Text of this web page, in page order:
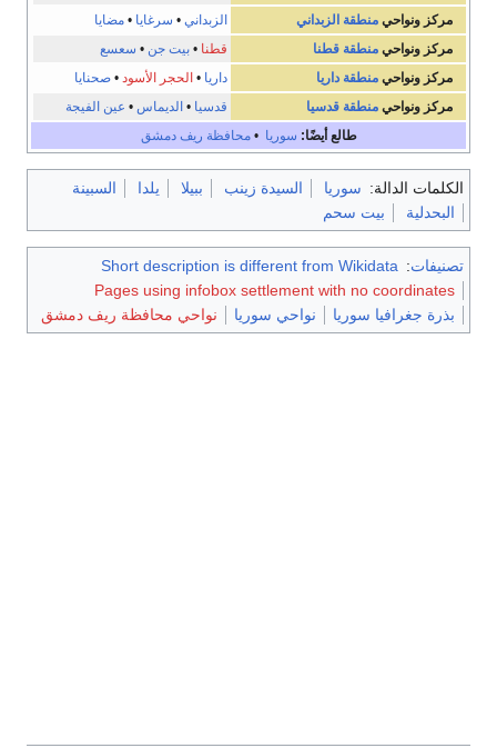
مركز ونواحيمنطقة الزبداني الزبداني • سرغايا •مضايا
مركز ونواحيمنطقة قطنا قطنا •بيت جن • سعسع
مركز ونواحيمنطقة داريا داريا •الحجر الأسود •صحنايا
مركز ونواحيمنطقة قدسيا قدسيا •الديماس • عين الفيجة
طالع أيضًا: سوريا •محافظة ريف دمشق
الكلمات الدالة: سوريا السيدة زينب ببيلا يلدا
السبينة
البحدلية
بيت سحم
تصنيفات:
Short description is different from Wikidata
Pages using infobox settlement with no coordinates
بذرة جغرافيا سوريا
نواحي سوريا نواحي محافظة ريف دمشق